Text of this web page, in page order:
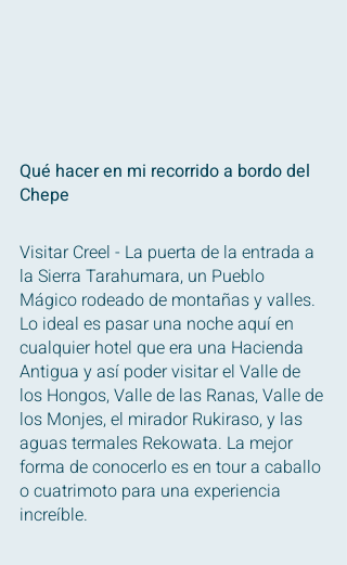
Qué hacer en mi recorrido a bordo del
Chepe
Visitar Creel - La puerta de la entrada a
la Sierra Tarahumara, un Pueblo
Mágico rodeado de montañas y valles.
Lo ideal es pasar una noche aquí en
cualquier hotel que era una Hacienda
Antigua y así poder visitar el Valle de
los Hongos, Valle de las Ranas, Valle de
los Monjes, el mirador Rukiraso, y las
aguas termales Rekowata. La mejor
forma de conocerlo es en tour a caballo
o cuatrimoto para una experiencia
increíble.